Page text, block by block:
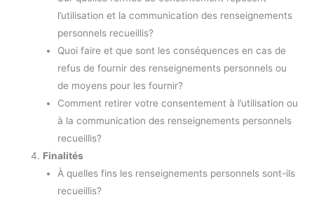
l’utilisation et la communication des renseignements
personnels recueillis?
Quoi faire et que sont les conséquences en cas de
refus de fournir des renseignements personnels ou
de moyens pour les fournir?
Comment retirer votre consentement à l’utilisation ou
à la communication des renseignements personnels
recueillis?
Finalités
À quelles fins les renseignements personnels sont-ils
recueillis?